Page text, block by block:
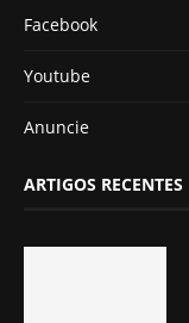
Facebook
Youtube
Anuncie
ARTIGOS RECENTES